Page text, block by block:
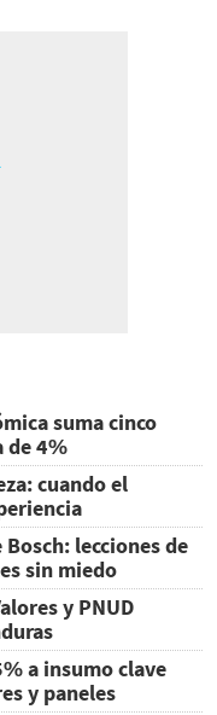
suma cinco
de 4%
cuando el
lecciones de
sin miedo
y PNUD
a insumo clave
y paneles